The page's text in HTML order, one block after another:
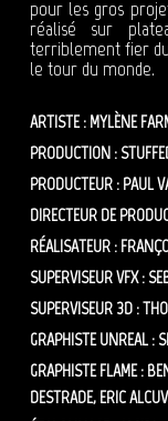
pour les gros
réalisé sur
terriblement fier
le tour du monde.
ARTISTE : MYLÈNE
PRODUCTION :
PRODUCTEUR : PAUL
DIRECTEUR DE
RÉALISATEUR :
SUPERVISEUR VFX :
SUPERVISEUR 3D :
GRAPHISTE UNREAL :
GRAPHISTE FLAME :
DESTRADE, ERIC